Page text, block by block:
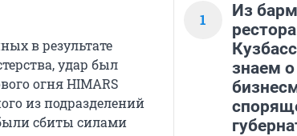
в результате
удар был
огня HIMARS
из подразделений
сбиты силами
1
Из
знаем